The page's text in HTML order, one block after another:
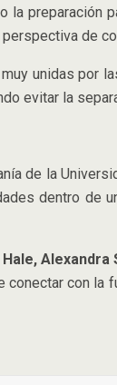
preparación
de
unidas
evitar la
de la
dentro de
Alexandra
con